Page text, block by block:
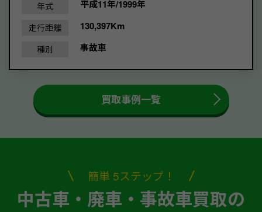
年式 平成11年/1999年
走行距離 130,397Km
種別 事故車
買取事例一覧
簡単 5ステップ！
中古車・廃車・事故車買取の